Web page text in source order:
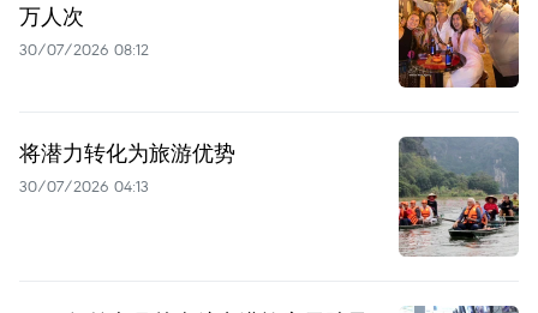
万人次
30/07/2026 08:12
将潜力转化为旅游优势
30/07/2026 04:13